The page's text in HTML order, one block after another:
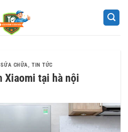
CHỮA,TIN TỨC
Xiaomi tại hà nội